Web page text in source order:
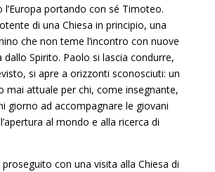
l’Europa portando con sé Timoteo.
di una Chiesa in principio, una
che non teme l’incontro con nuove
dallo Spirito. Paolo si lascia condurre,
si apre a orizzonti sconosciuti: un
mai attuale per chi, come insegnante,
giorno ad accompagnare le giovani
al mondo e alla ricerca di
con una visita alla Chiesa di